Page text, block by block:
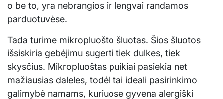
o be to, yra nebrangios ir lengvai randamos
parduotuvėse.
Tada turime mikropluošto šluotas. Šios šluotos
išsiskiria gebėjimu sugerti tiek dulkes, tiek
skysčius. Mikropluoštas puikiai pasiekia net
mažiausias daleles, todėl tai ideali pasirinkimo
galimybė namams, kuriuose gyvena alergiški